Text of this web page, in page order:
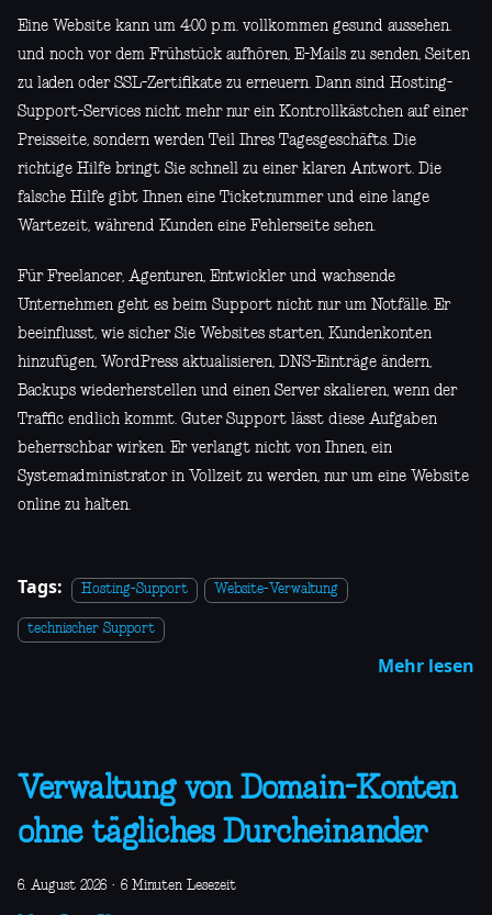
Eine Website kann um 4:00 p.m. vollkommen gesund aussehen.
und noch vor dem Frühstück aufhören, E-Mails zu senden, Seiten
zu laden oder SSL-Zertifikate zu erneuern. Dann sind Hosting-
Support-Services nicht mehr nur ein Kontrollkästchen auf einer
Preisseite, sondern werden Teil Ihres Tagesgeschäfts. Die
richtige Hilfe bringt Sie schnell zu einer klaren Antwort. Die
falsche Hilfe gibt Ihnen eine Ticketnummer und eine lange
Wartezeit, während Kunden eine Fehlerseite sehen.
Für Freelancer, Agenturen, Entwickler und wachsende
Unternehmen geht es beim Support nicht nur um Notfälle. Er
beeinflusst, wie sicher Sie Websites starten, Kundenkonten
hinzufügen, WordPress aktualisieren, DNS-Einträge ändern,
Backups wiederherstellen und einen Server skalieren, wenn der
Traffic endlich kommt. Guter Support lässt diese Aufgaben
beherrschbar wirken. Er verlangt nicht von Ihnen, ein
Systemadministrator in Vollzeit zu werden, nur um eine Website
online zu halten.
Tags: Hosting-Support Website-Verwaltung
technischer Support
Mehr lesen
Verwaltung von Domain-Konten
ohne tägliches Durcheinander
6. August 2026 · 6 Minuten Lesezeit